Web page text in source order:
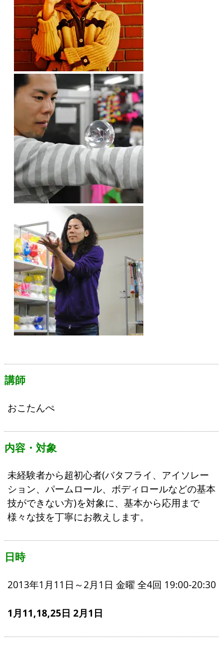
講師
おこたんぺ
内容・対象
未経験者から超初心者(バタフライ、アイソレー
ション、パームロール、ボディロールなどの基本
技ができない方)を対象に、基本から応用まで
様々な技を丁寧にお教えします。
日時
2013年1月11日～2月1日 金曜 全4回 19:00-20:30
1月11,18,25日 2月1日